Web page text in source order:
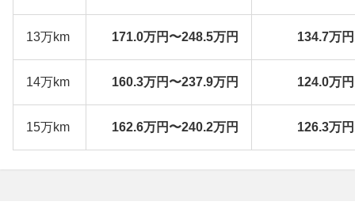
13万km 171.0万円〜248.5万円 134.7万
14万km 160.3万円〜237.9万円 124.0万
15万km 162.6万円〜240.2万円 126.3万